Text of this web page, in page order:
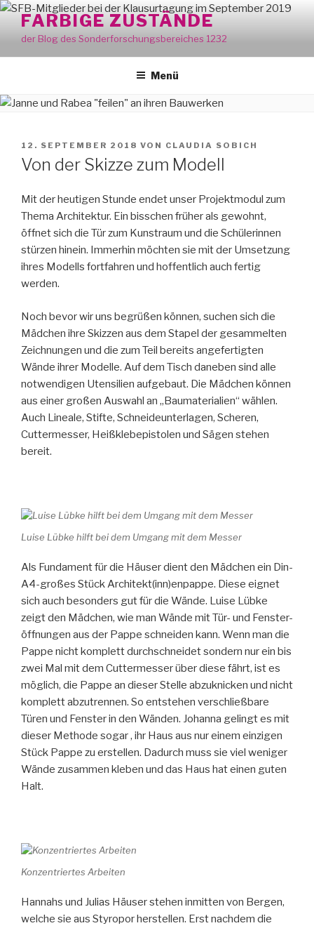
Zum
Inhalt
springen
FARBIGE ZUSTÄNDE
der Blog des Sonderforschungsbereiches 1232
Menü
VERÖFFENTLICHT
AM
12. SEPTEMBER 2018 VON CLAUDIA SOBICH
Von der Skizze zum Modell
Mit der heutigen Stunde endet unser Projektmodul zum
Thema Architektur. Ein bisschen früher als gewohnt,
öffnet sich die Tür zum Kunstraum und die Schülerinnen
stürzen hinein. Immerhin möchten sie mit der Umsetzung
ihres Modells fortfahren und hoffentlich auch fertig
werden.
Noch bevor wir uns begrüßen können, suchen sich die
Mädchen ihre Skizzen aus dem Stapel der gesammelten
Zeichnungen und die zum Teil bereits angefertigten
Wände ihrer Modelle. Auf dem Tisch daneben sind alle
notwendigen Utensilien aufgebaut. Die Mädchen können
aus einer großen Auswahl an „Baumaterialien“ wählen.
Auch Lineale, Stifte, Schneideunterlagen, Scheren,
Cuttermesser, Heißklebepistolen und Sägen stehen
bereit.
Luise Lübke hilft bei dem Umgang mit dem Messer
Als Fundament für die Häuser dient den Mädchen ein Din-
A4-großes Stück Architekt(inn)enpappe. Diese eignet
sich auch besonders gut für die Wände. Luise Lübke
zeigt den Mädchen, wie man Wände mit Tür- und Fenster-
öffnungen aus der Pappe schneiden kann. Wenn man die
Pappe nicht komplett durchschneidet sondern nur ein bis
zwei Mal mit dem Cuttermesser über diese fährt, ist es
möglich, die Pappe an dieser Stelle abzuknicken und nicht
komplett abzutrennen. So entstehen verschließbare
Türen und Fenster in den Wänden. Johanna gelingt es mit
dieser Methode sogar , ihr Haus aus nur einem einzigen
Stück Pappe zu erstellen. Dadurch muss sie viel weniger
Wände zusammen kleben und das Haus hat einen guten
Halt.
Konzentriertes Arbeiten
Hannahs und Julias Häuser stehen inmitten von Bergen,
welche sie aus Styropor herstellen. Erst nachdem die